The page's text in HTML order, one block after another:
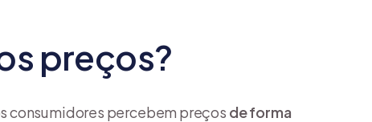
preços?
consumidores percebem preços de forma